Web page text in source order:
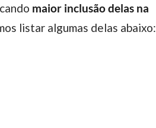
maior inclusão delas na
listar algumas delas abaixo: